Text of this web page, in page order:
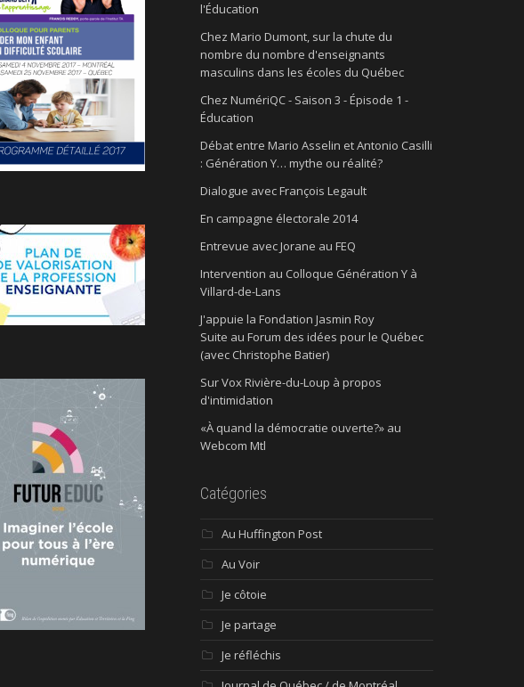
l'Éducation
Chez Mario Dumont, sur la chute du
nombre du nombre d'enseignants
masculins dans les écoles du Québec
Chez NumériQC - Saison 3 - Épisode 1 -
Éducation
Débat entre Mario Asselin et Antonio Casilli
: Génération Y… mythe ou réalité?
Dialogue avec François Legault
En campagne électorale 2014
Entrevue avec Jorane au FEQ
Intervention au Colloque Génération Y à
Villard-de-Lans
J'appuie la Fondation Jasmin Roy
Suite au Forum des idées pour le Québec
(avec Christophe Batier)
Sur Vox Rivière-du-Loup à propos
d'intimidation
«À quand la démocratie ouverte?» au
Webcom Mtl
Catégories
Au Huffington Post
Au Voir
Je côtoie
Je partage
Je réfléchis